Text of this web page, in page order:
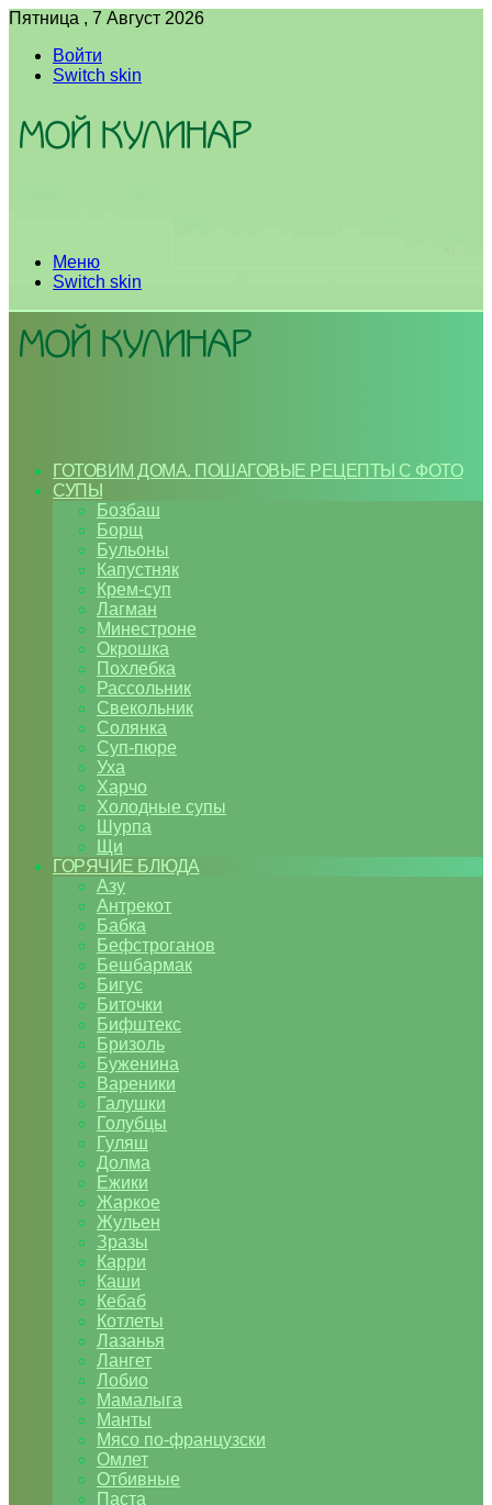
Пятница , 7 Август 2026
Войти
Switch skin
Меню
Switch skin
ГОТОВИМ ДОМА. ПОШАГОВЫЕ РЕЦЕПТЫ С ФОТО
СУПЫ
Бозбаш
Борщ
Бульоны
Капустняк
Крем-суп
Лагман
Минестроне
Окрошка
Похлебка
Рассольник
Свекольник
Солянка
Суп-пюре
Уха
Харчо
Холодные супы
Шурпа
Щи
ГОРЯЧИЕ БЛЮДА
Азу
Антрекот
Бабка
Бефстроганов
Бешбармак
Бигус
Биточки
Бифштекс
Бризоль
Буженина
Вареники
Галушки
Голубцы
Гуляш
Долма
Ежики
Жаркое
Жульен
Зразы
Карри
Каши
Кебаб
Котлеты
Лазанья
Лангет
Лобио
Мамалыга
Манты
Мясо по-французски
Омлет
Отбивные
Паста